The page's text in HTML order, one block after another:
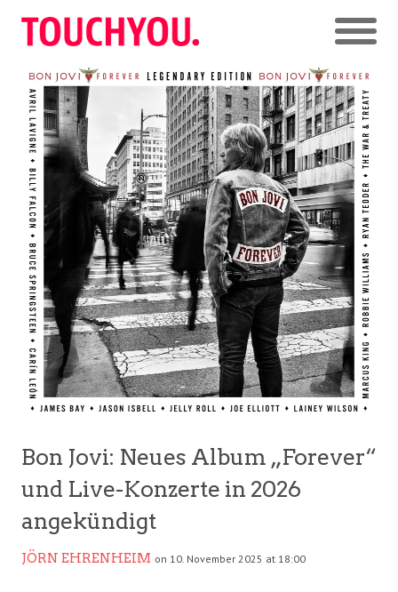
Bon Jovi: Neues Album „Forever“
und Live-Konzerte in 2026
angekündigt
JÖRN EHRENHEIM on 10. November 2025 at 18:00